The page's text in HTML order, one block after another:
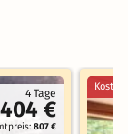
4 Tage
404 €
807 €